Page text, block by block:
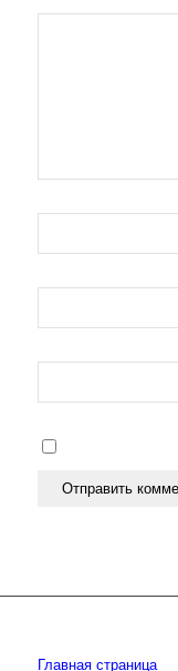
Главная страница